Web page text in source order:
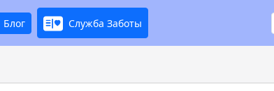
Блог Служба Заботы